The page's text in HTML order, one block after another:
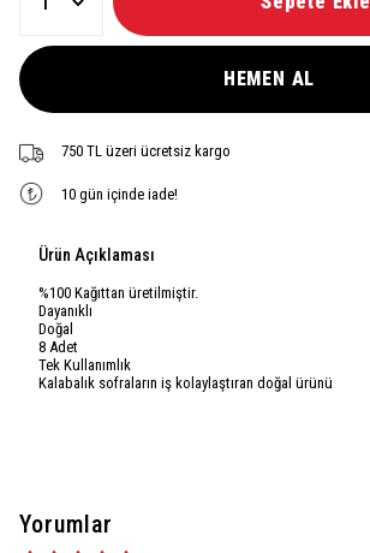
HEMEN AL
750 TL üzeri ücretsiz kargo
10 gün içinde iade!
Ürün Açıklaması
%100 Kağıttan üretilmiştir.
Dayanıklı
Doğal
8 Adet
Tek Kullanımlık
Kalabalık sofraların iş kolaylaştıran doğal ürünü
Yorumlar